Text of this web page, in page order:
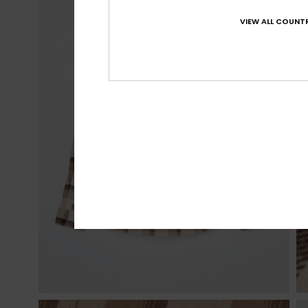
VIEW ALL